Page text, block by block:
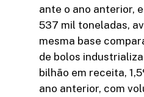
ante o ano anterior,
537 mil toneladas,
mesma base
de bolos
bilhão em receita,
ano anterior, com